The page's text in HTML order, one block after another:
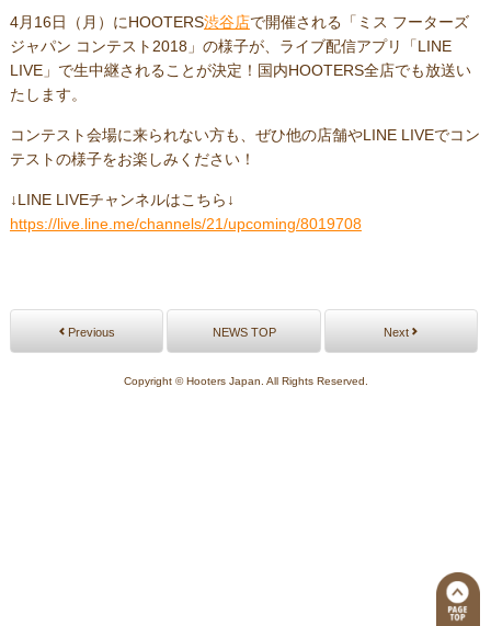
4月16日（月）にHOOTERS渋谷店で開催される「ミス フーターズ
ジャパン コンテスト2018」の様子が、ライブ配信アプリ「LINE
LIVE」で生中継されることが決定！国内HOOTERS全店でも放送い
たします。
コンテスト会場に来られない方も、ぜひ他の店舗やLINE LIVEでコン
テストの様子をお楽しみください！
↓LINE LIVEチャンネルはこちら↓
https://live.line.me/channels/21/upcoming/8019708
Previous NEWS TOP Next
Copyright © Hooters Japan. All Rights Reserved.